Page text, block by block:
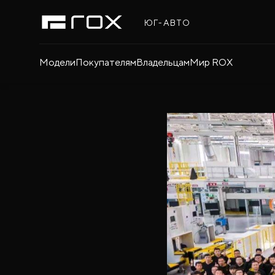
ЮГ-АВТО
МоделиПокупателямВладельцамМир ROX